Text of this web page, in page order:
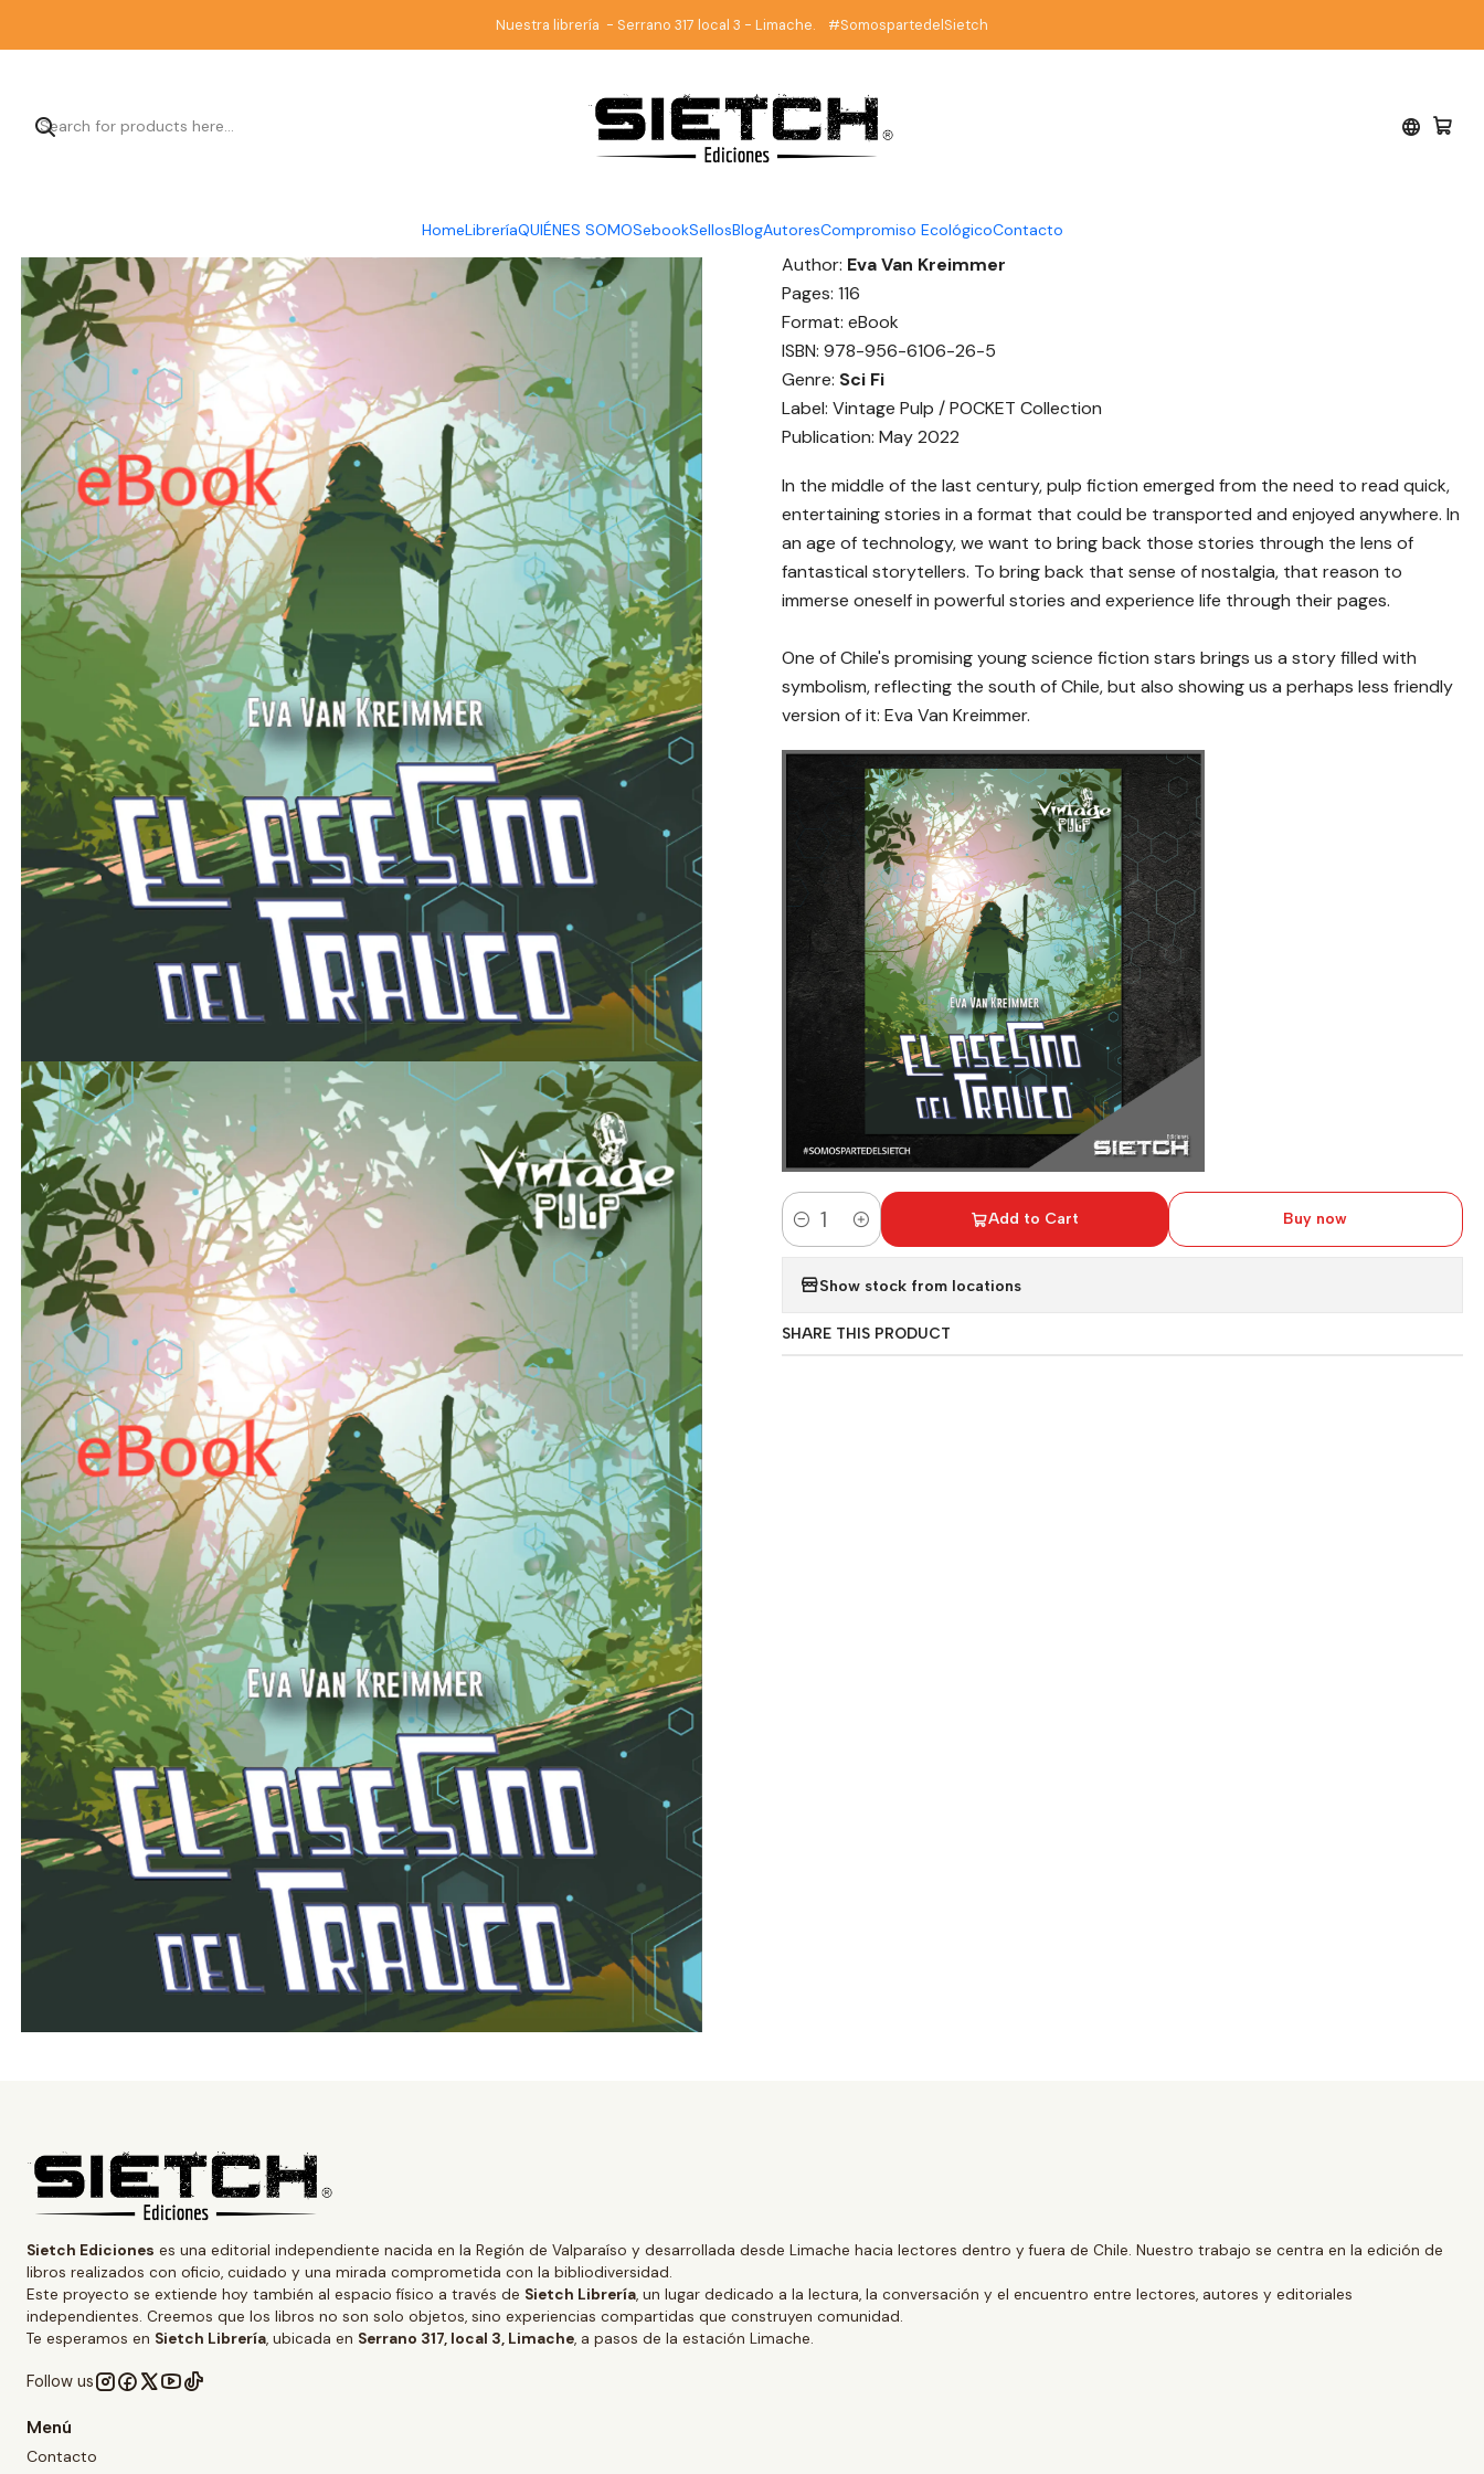
HomeLibreríaQUIÉNES SOMOSebookSellosBlogAutoresCompromiso EcológicoContacto
Nuestra librería - Serrano 317 local 3 - Limache. #SomospartedelSietch
Vintage Pulp POCKET Collection The Trauco Killer - Ebook - Eva Van Kreimmer
|
The Trauco Killer - Ebook - Eva
Van Kreimmer
DESCRIPTION
Author: Eva Van Kreimmer
Pages: 116
Format: eBook
ISBN: 978-956-6106-26-5
Genre: Sci Fi
Label: Vintage Pulp / POCKET Collection
Publication: May 2022
In the middle of the last century, pulp fiction emerged from the need to read quick,
entertaining stories in a format that could be transported and enjoyed anywhere. In
an age of technology, we want to bring back those stories through the lens of
fantastical storytellers. To bring back that sense of nostalgia, that reason to
immerse oneself in powerful stories and experience life through their pages.
One of Chile's promising young science fiction stars brings us a story filled with
symbolism, reflecting the south of Chile, but also showing us a perhaps less friendly
version of it: Eva Van Kreimmer.
Quantity
Add to Cart Buy now
Show stock from locations
SHARE THIS PRODUCT
Sietch Ediciones es una editorial independiente nacida en la Región de Valparaíso y desarrollada desde Limache hacia lectores dentro y fuera de Chile. Nuestro trabajo se centra en la edición de
libros realizados con oficio, cuidado y una mirada comprometida con la bibliodiversidad.
Este proyecto se extiende hoy también al espacio físico a través de Sietch Librería, un lugar dedicado a la lectura, la conversación y el encuentro entre lectores, autores y editoriales
independientes. Creemos que los libros no son solo objetos, sino experiencias compartidas que construyen comunidad.
Te esperamos en Sietch Librería, ubicada en Serrano 317, local 3, Limache, a pasos de la estación Limache.
Follow us
Menú
Contacto